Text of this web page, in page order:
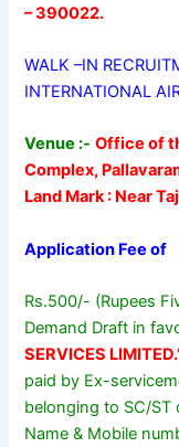
– 390022.
WALK –IN
INTERNATIONAL
Venue :- Office of
Complex,
Land Mark : Near
Application Fee of
Rs.500/- (Rupees
Demand Draft in
SERVICES
paid by Ex-
belonging to SC/ST
Name & Mobile